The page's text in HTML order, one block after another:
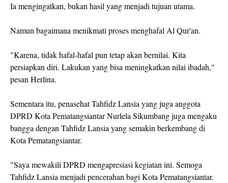
Ia mengingatkan, bukan hasil yang menjadi tujuan utama.
Namun bagaimana menikmati proses menghafal Al Qur'an.
"Karena, tidak hafal-hafal pun tetap akan bernilai. Kita
persiapkan diri. Lakukan yang bisa meningkatkan nilai ibadah,"
pesan Herlina.
Sementara itu, penasehat Tahfidz Lansia yang juga anggota
DPRD Kota Pematangsiantar Nurlela Sikumbang juga mengaku
bangga dengan Tahfidz Lansia yang semakin berkembang di
Kota Pematangsiantar.
"Saya mewakili DPRD mengapresiasi kegiatan ini. Semoga
Tahfidz Lansia menjadi pencerahan bagi Kota Pematangsiantar.